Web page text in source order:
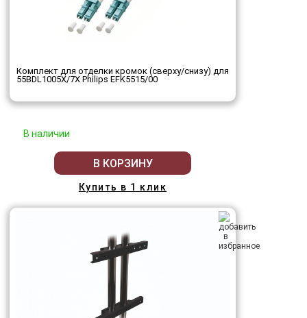
Комплект для отделки кромок (сверху/снизу) для
55BDL1005X/7X Philips EFK5515/00
В наличии
В КОРЗИНУ
Купить в 1 клик